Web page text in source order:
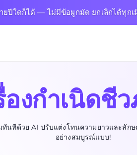
ยปีใดก็ได้ — ไม่มีข้อผูกมัด ยกเลิกได้ทุกเ
องกำเนิดชี
นทีด้วย AI ปรับแต่งโทนความยาวและลัก
อย่างสมบูรณ์แบบ!